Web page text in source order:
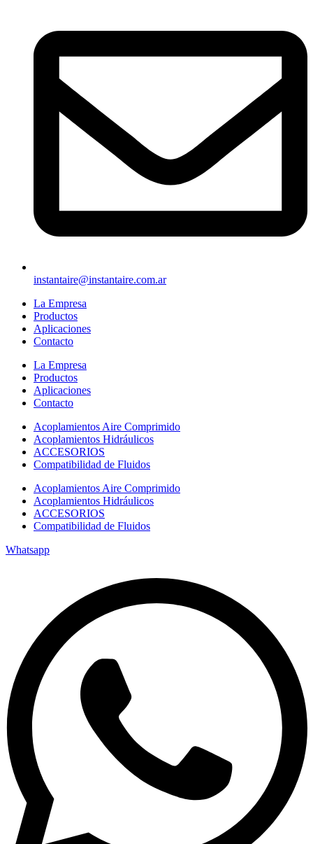
instantaire@instantaire.com.ar
La Empresa
Productos
Aplicaciones
Contacto
La Empresa
Productos
Aplicaciones
Contacto
Acoplamientos Aire Comprimido
Acoplamientos Hidráulicos
ACCESORIOS
Compatibilidad de Fluidos
Acoplamientos Aire Comprimido
Acoplamientos Hidráulicos
ACCESORIOS
Compatibilidad de Fluidos
Whatsapp